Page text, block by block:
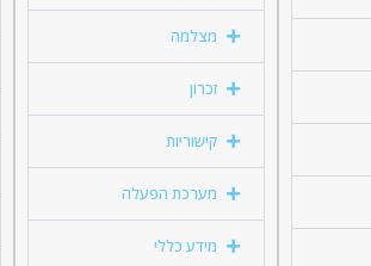
מצלמה
זכרון
קישוריות
מערכת הפעלה
מידע כללי